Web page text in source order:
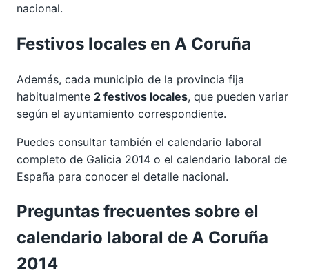
nacional.
Festivos locales en A Coruña
Además, cada municipio de la provincia fija
habitualmente 2 festivos locales, que pueden variar
según el ayuntamiento correspondiente.
Puedes consultar también el calendario laboral
completo de Galicia 2014 o el calendario laboral de
España para conocer el detalle nacional.
Preguntas frecuentes sobre el
calendario laboral de A Coruña
2014